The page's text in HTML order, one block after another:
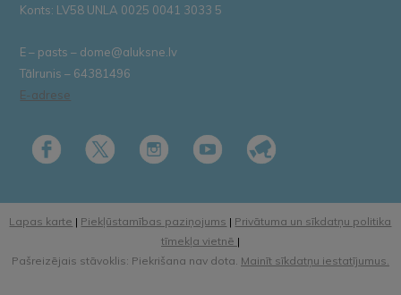
Konts: LV58 UNLA 0025 0041 3033 5
E – pasts – dome@aluksne.lv
Tālrunis – 64381496
E-adrese
Lapas karte | Piekļūstamības paziņojums | Privātuma un sīkdatņu politika
tīmekļa vietnē |
Pašreizējais stāvoklis: Piekrišana nav dota. Mainīt sīkdatņu iestatījumus.